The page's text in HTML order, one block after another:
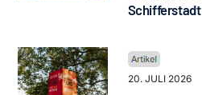
Schifferstadt
20. JULI 2026